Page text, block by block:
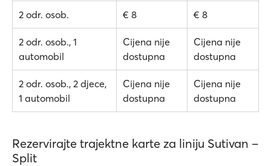
2 odr. osob. € 8 € 8
2 odr. osob., 1
automobil
Cijena nije
dostupna
Cijena nije
dostupna
2 odr. osob., 2 djece,
1 automobil
Cijena nije
dostupna
Cijena nije
dostupna
Rezervirajte trajektne karte za liniju Sutivan –
Split